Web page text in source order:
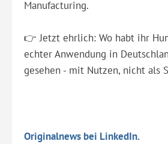
Manufacturing.
👉 Jetzt ehrlich: Wo habt ihr
echter Anwendung in
gesehen - mit Nutzen, nicht als
Originalnews bei LinkedIn.